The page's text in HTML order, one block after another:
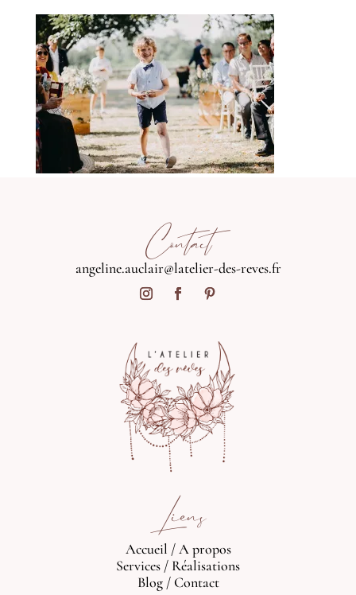
Contact
angeline.auclair@latelier-des-reves.fr
Liens
Accueil /A propos
Services / Réalisations
Blog/Contact